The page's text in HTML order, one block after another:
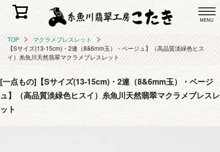
MENU
TOP
マクラメブレスレット
【Sサイズ(13-15cm)・2連（8&6mm玉）・ベージュ】（高品質淡緑色ヒス
イ）糸魚川天然翡翠マクラメブレスレット
[一点もの]【Sサイズ(13-15cm)・2連（8&6mm玉）・ベージ
ュ】（高品質淡緑色ヒスイ）糸魚川天然翡翠マクラメブレスレ
ット